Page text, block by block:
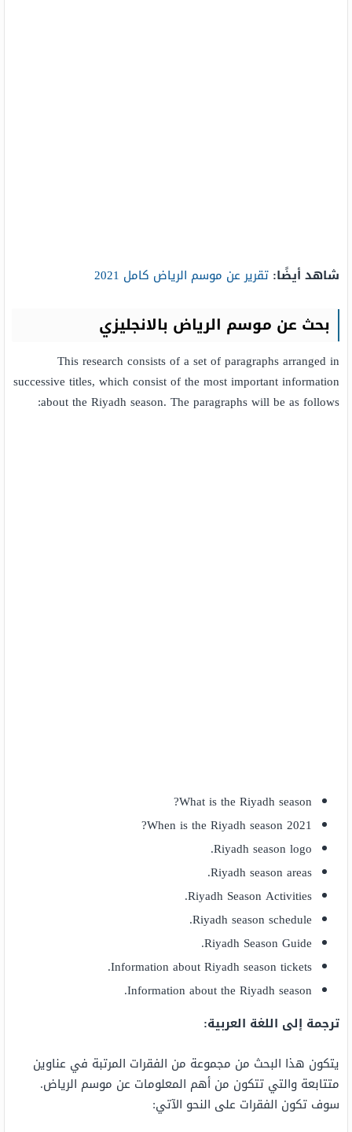
شاهد أيضًا: تقرير عن موسم الرياض كامل 2021
بحث عن موسم الرياض بالانجليزي
This research consists of a set of paragraphs arranged in
successive titles, which consist of the most important information
about the Riyadh season. The paragraphs will be as follows:
What is the Riyadh season?
When is the Riyadh season 2021?
Riyadh season logo.
Riyadh season areas.
Riyadh Season Activities.
Riyadh season schedule.
Riyadh Season Guide.
Information about Riyadh season tickets.
Information about the Riyadh season.
ترجمة إلى اللغة العربية:
يتكون هذا البحث من مجموعة من الفقرات المرتبة في عناوين
متتابعة والتي تتكون من أهم المعلومات عن موسم الرياض.
سوف تكون الفقرات على النحو الآتي: